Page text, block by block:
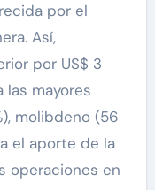
por el
Así,
por US$ 3
las mayores
molibdeno (56
el aporte de la
operaciones en